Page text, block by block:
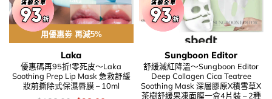
用優惠劵 再減5%
Laka
優惠碼再95折!零死皮～Laka
Soothing Prep Lip Mask 急救舒緩
妝前撕除式保濕唇膜 – 10ml
Sungboon Editor
舒緩減紅降溫～Sungboon Editor
Deep Collagen Cica Teatree
Soothing Mask 深層膠原X積雪草X
茶樹舒緩果凍面膜一盒4片裝 – 2種